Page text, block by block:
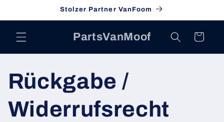
Inhalt
Stolzer Partner VanFoom
PartsVanMoof Warenkorb
Rückgabe /
Widerrufsrecht